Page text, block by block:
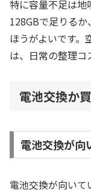
特に容量不足は地
128GBで足りる
ほうがよいです。
は、日常の整理コ
電池交換か
電池交換が向
電池交換が向い